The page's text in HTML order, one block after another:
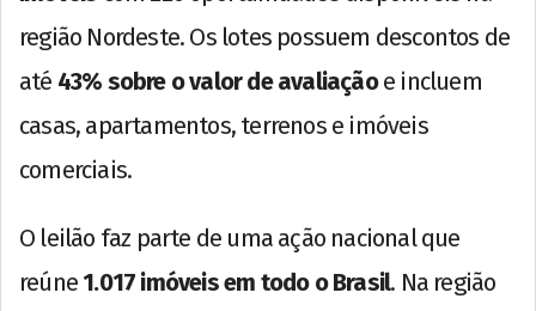
região Nordeste. Os lotes possuem descontos de
até 43% sobre o valor de avaliaçãoe incluem
casas, apartamentos, terrenos e imóveis
comerciais.
O leilão faz parte de uma ação nacional que
reúne 1.017 imóveis em todo o Brasil. Na região